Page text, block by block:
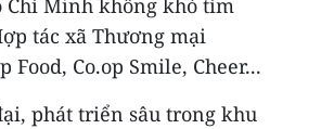
tác xã Thương mại
Food, Co.op Smile, Cheer...
phát triển sâu trong khu